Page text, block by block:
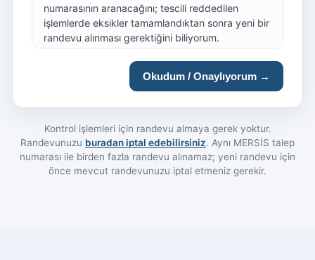
numarasının aranacağını; tescili reddedilen
işlemlerde eksikler tamamlandıktan sonra yeni bir
randevu alınması gerektiğini biliyorum.
Saatinde gelinmeyen randevulara işlem
yapılmayacağını ve yeniden randevu alınması
gerektiğini, randevu saatinden en az 15 dakika
Esas sözleşme onayı sırasında ortakların ve
dışarıdan atanan temsile yetkili olanların hazır
bulunması gerektiğini; geçerli kimlik belgesi (TC
kimlik kartı, pasaport, mavi kart v.b (Ehliyet
Okudum / Onaylıyorum →
Kontrol işlemleri için randevu almaya gerek yoktur.
Randevunuzu buradan iptal edebilirsiniz. Aynı MERSİS talep
numarası ile birden fazla randevu alınamaz; yeni randevu için
önce mevcut randevunuzu iptal etmeniz gerekir.